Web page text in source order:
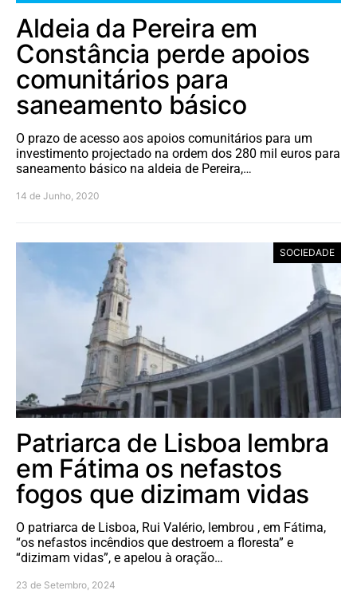
Aldeia da Pereira em
Constância perde apoios
comunitários para
saneamento básico
O prazo de acesso aos apoios comunitários para um
investimento projectado na ordem dos 280 mil euros para
saneamento básico na aldeia de Pereira,…
14 de Junho, 2020
SOCIEDADE
Patriarca de Lisboa lembra
em Fátima os nefastos
fogos que dizimam vidas
O patriarca de Lisboa, Rui Valério, lembrou , em Fátima,
“os nefastos incêndios que destroem a floresta” e
“dizimam vidas”, e apelou à oração…
23 de Setembro, 2024